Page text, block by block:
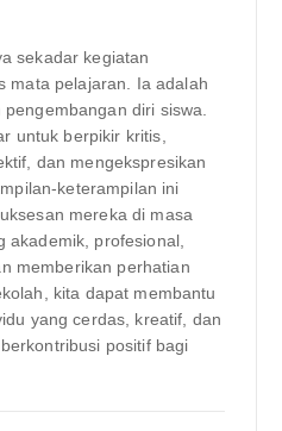
sekadar kegiatan
mata pelajaran. Ia adalah
diri siswa.
untuk berpikir kritis,
dan mengekspresikan
keterampilan ini
mereka di masa
akademik, profesional,
memberikan perhatian
kita dapat membantu
yang cerdas, kreatif, dan
positif bagi